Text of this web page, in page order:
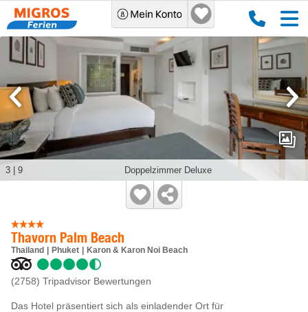
Thavorn Palm Beach
Thailand Phuket Karon & Karon Noi Beach
(2758) Tripadvisor Bewertungen
Das Hotel präsentiert sich als einladender Ort für
Doppelzimmer Deluxe
3 9